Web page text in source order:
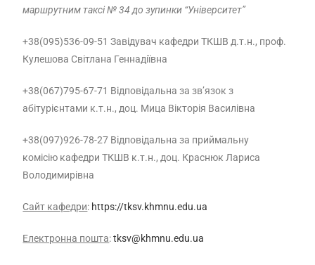
маршрутним таксі № 34 до зупинки “Університет”
+38(095)536-09-51 Завідувач кафедри ТКШВ д.т.н., проф.
Кулешова Світлана Геннадіївна
+38(067)795-67-71 Відповідальна за зв’язок з
абітурієнтами к.т.н., доц. Мица Вікторія Василівна
+38(097)926-78-27 Відповідальна за приймальну
комісію кафедри ТКШВ к.т.н., доц. Краснюк Лариса
Володимирівна
Сайт кафедри: https://tksv.khmnu.edu.ua
Електронна пошта:tksv@khmnu.edu.ua